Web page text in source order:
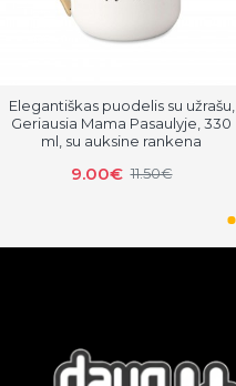
Elegantiškas puodelis su užrašu,
Geriausia Mama Pasaulyje, 330
ml, su auksine rankena
9.00€ 11.50€